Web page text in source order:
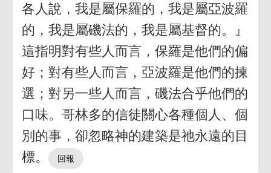
各人說，我是屬保羅的，我是屬亞波羅
的，我是屬磯法的，我是屬基督的。』
這指明對有些人而言，保羅是他們的偏
好；對有些人而言，亞波羅是他們的揀
選；對另一些人而言，磯法合乎他們的
口味。哥林多的信徒關心各種個人、個
別的事，卻忽略神的建築是祂永遠的目
標。